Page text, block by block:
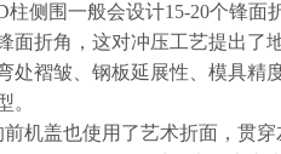
柱侧围一般会设计15-20个锋面
面折角，这对冲压工艺提出了
处褶皱、钢板延展性、模具精
。
前机盖也使用了艺术折面，贯